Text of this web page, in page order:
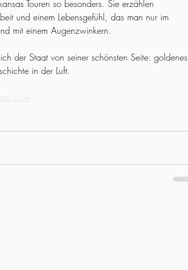
Touren so besonders. Sie erzählen
und einem Lebensgefühl, das man nur im
mit einem Augenzwinkern.
der Staat von seiner schönsten Seite: goldenes
in der Luft.